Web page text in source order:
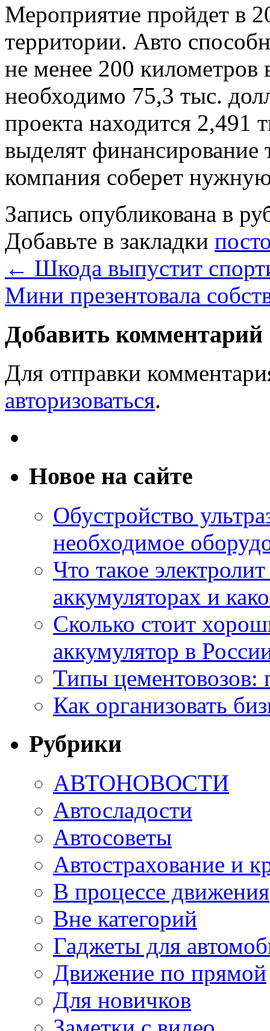
Мероприятие пройдет в
территории. Авто
не менее 200 километров
необходимо 75,3 тыс.
проекта находится 2,491
выделят финансирование
компания соберет
Запись опубликована в
Добавьте в закладки
← Шкода выпустит
Мини презентовала
Добавить комментарий
Для отправки
авторизоваться.
Новое на сайте
Обустройство
необходимое
Что такое
аккумуляторах и
Сколько стоит
аккумулятор в
Типы цементовозов:
Как организовать
Рубрики
АВТОНОВОСТИ
Автосладости
Автосоветы
Автострахование и
В процессе движения
Вне категорий
Гаджеты для
Движение по прямой
Для новичков